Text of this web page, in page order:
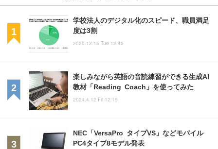
学校法人のデジタル化のスピード、職員満足
度は3割
2020.12.15 Tue 12:45
楽しみながら英語の音読練習ができる生成AI
教材「Reading Coach」を使ってみた
2024.4.12 Fri 12:15
NEC「VersaPro タイプVS」などモバイル
PC4タイプ8モデル発表